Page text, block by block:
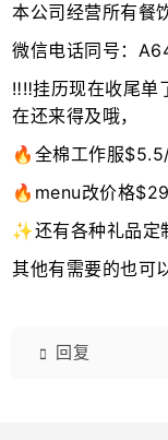
本公司经营所有餐
微信电话同号：
‼️‼️挂历现在收尾单
在还来得及哦，
🔥全棉工作服
🔥menu改价格
✨还有各种礼品定
其他有需要的也可
回复